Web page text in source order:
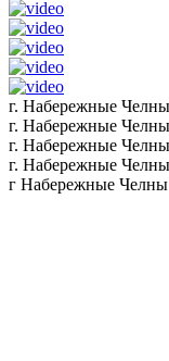
г. Набережные
г. Набережные
г. Набережные
г. Набережные
г Набережные